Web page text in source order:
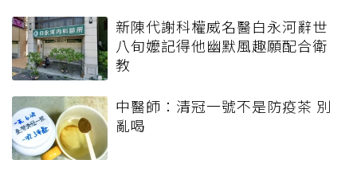
新陳代謝科權威名醫白永河辭世
八旬嬤記得他幽默風趣願配合衛
教
中醫師：清冠一號不是防疫茶 別
亂喝